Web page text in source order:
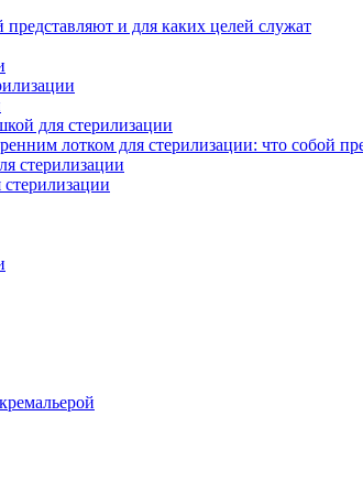
и для каких целей служат
для стерилизации
лотком для стерилизации: что собой
стерилизации